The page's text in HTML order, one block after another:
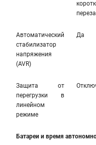
Автоматический
стабилизатор
напряжения
(AVR)
Да
Защита от
перегрузки в
линейном
режиме
Батареи и время